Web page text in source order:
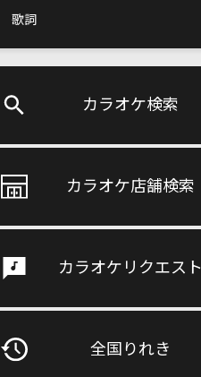
歌詞
カラオケ検索
カラオケ店舗検索
カラオケリクエスト
全国りれき